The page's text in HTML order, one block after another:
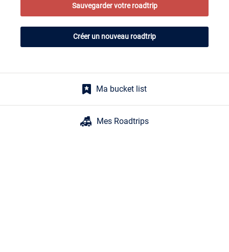
Sauvegarder votre roadtrip
Créer un nouveau roadtrip
Ma bucket list
Mes Roadtrips